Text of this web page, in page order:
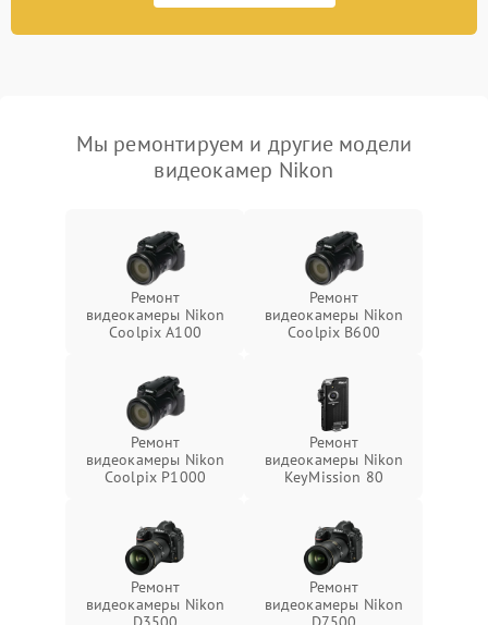
Мы ремонтируем и другие модели
видеокамер Nikon
Ремонт
видеокамеры Nikon
Coolpix A100
Ремонт
видеокамеры Nikon
Coolpix B600
Ремонт
видеокамеры Nikon
Coolpix P1000
Ремонт
видеокамеры Nikon
KeyMission 80
Ремонт
видеокамеры Nikon
Ремонт
видеокамеры Nikon